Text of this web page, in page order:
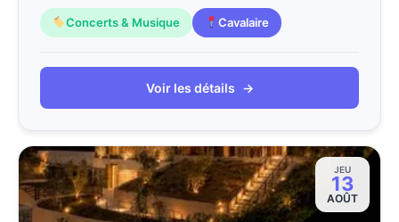
Concerts & Musique Cavalaire
Voir les détails →
JEU
13
AOÛT